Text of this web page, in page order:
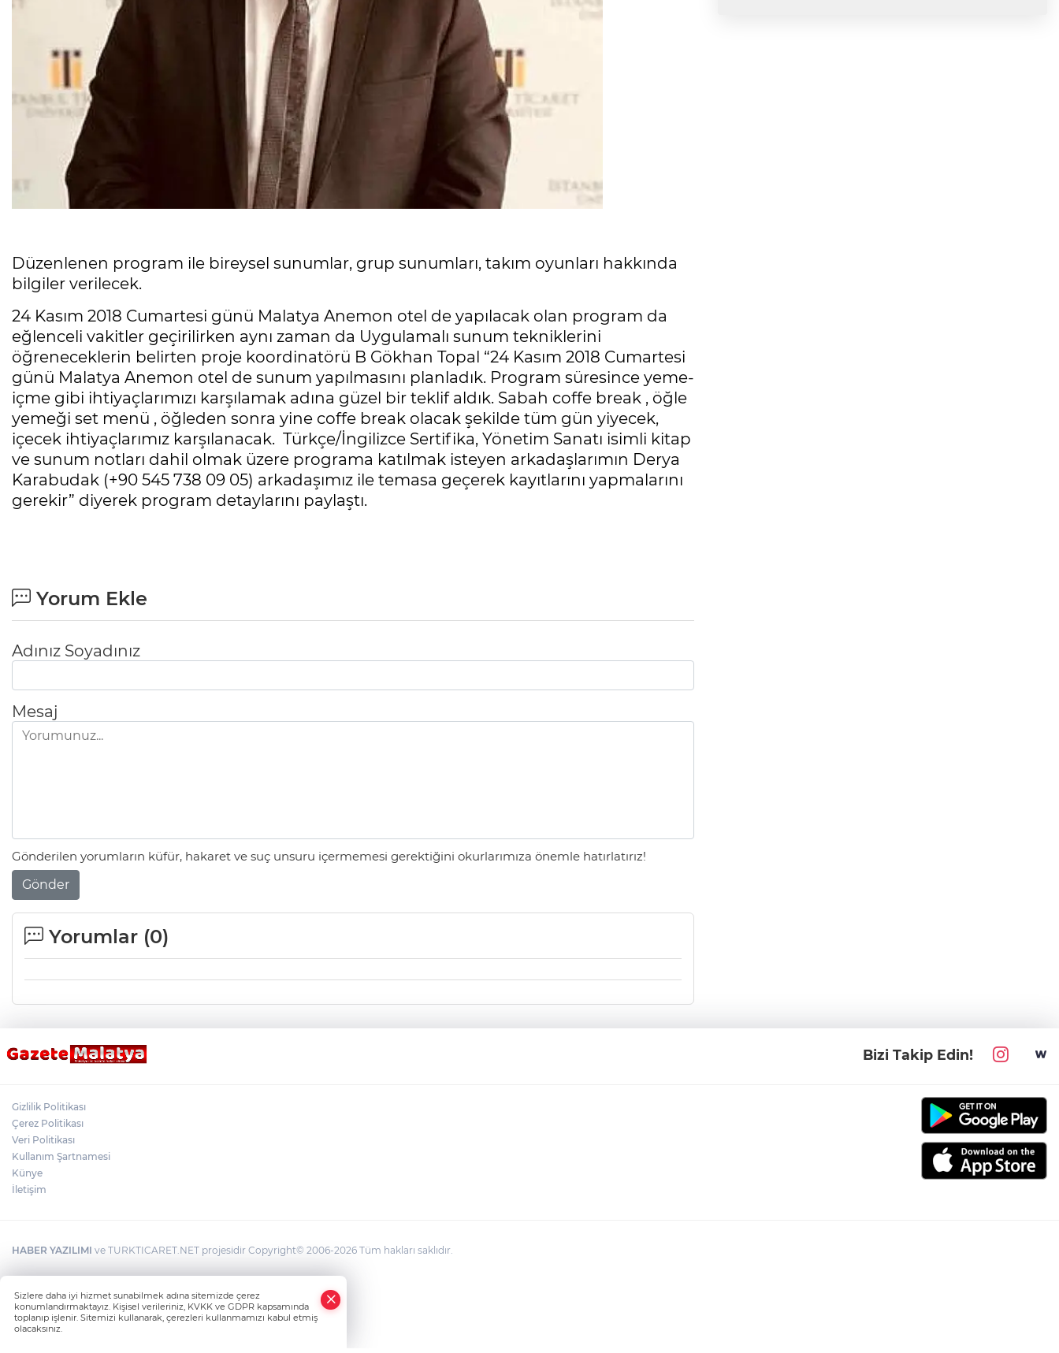
Düzenlenen program ile bireysel sunumlar, grup sunumları, takım oyunları hakkında
bilgiler verilecek.
24 Kasım 2018 Cumartesi günü Malatya Anemon otel de yapılacak olan program da
eğlenceli vakitler geçirilirken aynı zaman da Uygulamalı sunum tekniklerini
öğreneceklerin belirten proje koordinatörü B Gökhan Topal “24 Kasım 2018 Cumartesi
günü Malatya Anemon otel de sunum yapılmasını planladık. Program süresince yeme-
içme gibi ihtiyaçlarımızı karşılamak adına güzel bir teklif aldık. Sabah coffe break , öğle
yemeği set menü , öğleden sonra yine coffe break olacak şekilde tüm gün yiyecek,
içecek ihtiyaçlarımız karşılanacak. Türkçe/İngilizce Sertifika, Yönetim Sanatı isimli kitap
ve sunum notları dahil olmak üzere programa katılmak isteyen arkadaşlarımın Derya
Karabudak (+90 545 738 09 05) arkadaşımız ile temasa geçerek kayıtlarını yapmalarını
gerekir” diyerek program detaylarını paylaştı.
Yorum Ekle
Adınız Soyadınız
Mesaj
Gönderilen yorumların küfür, hakaret ve suç unsuru içermemesi gerektiğini okurlarımıza önemle hatırlatırız!
Gönder
Yorumlar (0)
Bizi Takip Edin!
Gizlilik Politikası
Çerez Politikası
Veri Politikası
Kullanım Şartnamesi
Künye
İletişim
HABER YAZILIMI ve TURKTICARET.NET projesidir Copyright© 2006-2026 Tüm hakları saklıdır.
Sizlere daha iyi hizmet sunabilmek adına sitemizde çerez
konumlandırmaktayız. Kişisel verileriniz, KVKK ve GDPR kapsamında
toplanıp işlenir. Sitemizi kullanarak, çerezleri kullanmamızı kabul etmiş
olacaksınız.
Whatsapp